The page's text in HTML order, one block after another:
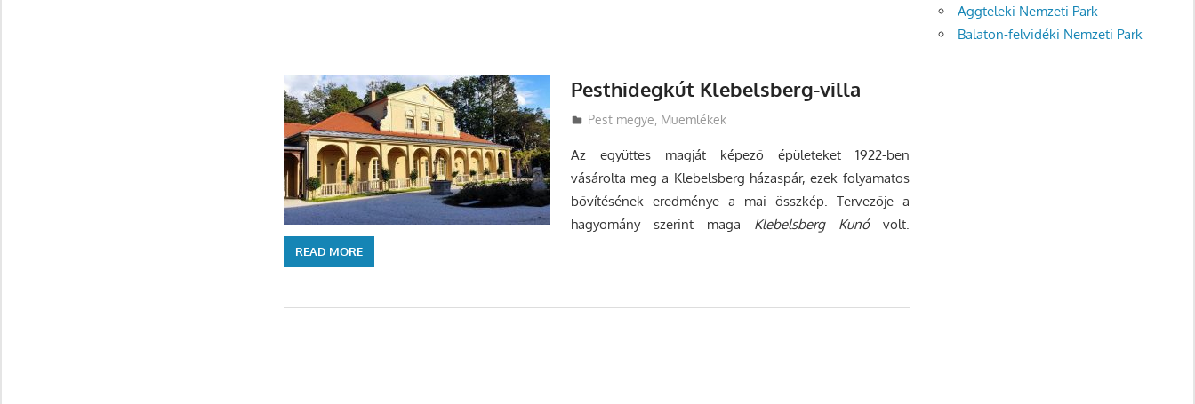
Pesthidegkút Klebelsberg-villa
Utazasok.org
Pest megye, Műemlékek
Az együttes magját képező épületeket 1922-ben
vásárolta meg a Klebelsberg házaspár, ezek folyamatos
bővítésének eredménye a mai összkép. Tervezője a
hagyomány szerint maga Klebelsberg Kunó volt.
READ MORE
Aggteleki Nemzeti Park
Balaton-felvidéki Nemzeti Park